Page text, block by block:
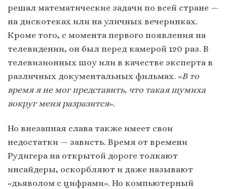
решал математические задачи по всей стране —
на дискотеках или на уличных вечеринках.
Кроме того, с момента первого появления на
телевидении, он был перед камерой 120 раз. В
телевизионных шоу или в качестве эксперта в
различных документальных фильмах. «В то
время я не мог представить, что такая шумиха
вокруг меня разразится».
Но внезапная слава также имеет свои
недостатки — зависть. Время от времени
Рудигера на открытой дороге толкают
инсайдеры, оскорбляют и даже называют
«дьяволом с цифрами». Но компьютерный